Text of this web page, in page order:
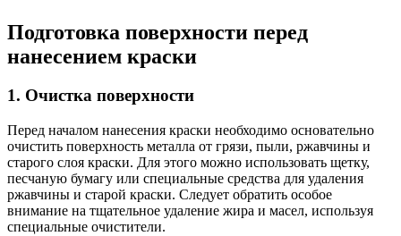
Подготовка поверхности перед
нанесением краски
1. Очистка поверхности
Перед началом нанесения краски необходимо основательно
очистить поверхность металла от грязи, пыли, ржавчины и
старого слоя краски. Для этого можно использовать щетку,
песчаную бумагу или специальные средства для удаления
ржавчины и старой краски. Следует обратить особое
внимание на тщательное удаление жира и масел, используя
специальные очистители.